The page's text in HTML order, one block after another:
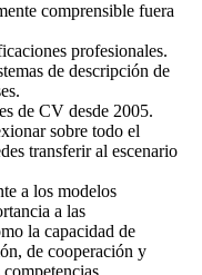
comprensible fuera
profesionales.
de descripción de
de CV desde 2005.
sobre todo el
transferir al escenario
a los modelos
a las
la capacidad de
de cooperación y